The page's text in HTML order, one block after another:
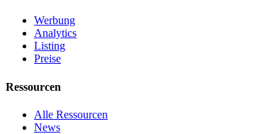
Werbung
Analytics
Listing
Preise
Ressourcen
Alle Ressourcen
News